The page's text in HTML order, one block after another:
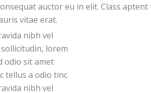
auctor eu in elit. Class
vitae erat.
nibh vel
lorem
odio sit amet
tellus a odio tinc
nibh vel